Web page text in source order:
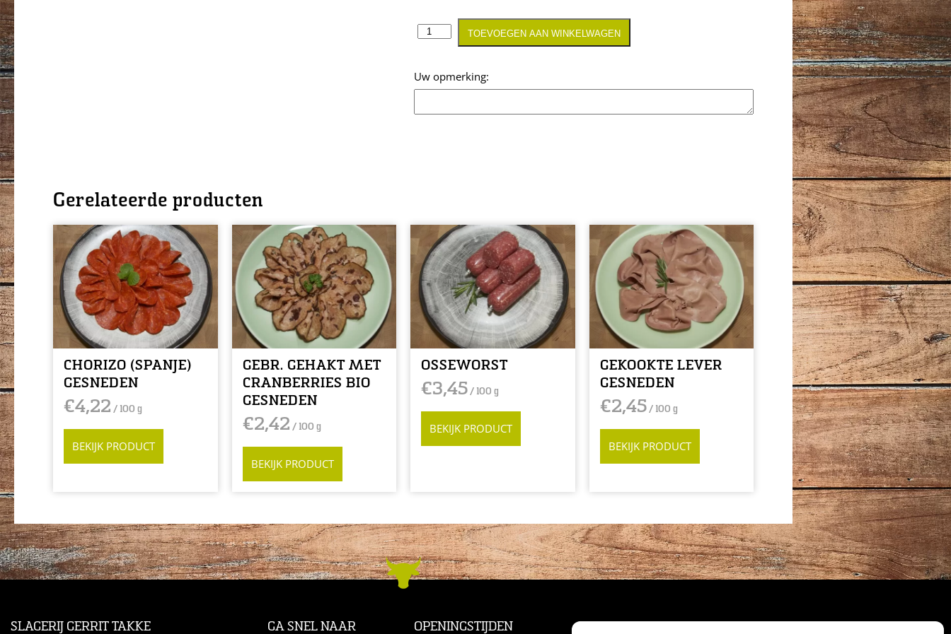
Opmerking
TOEVOEGEN AAN WINKELWAGEN
Gerelateerde producten
CHORIZO (SPANJE)
GESNEDEN
€4,22 / 100 g
BEKIJK PRODUCT
GEBR. GEHAKT MET
CRANBERRIES BIO
GESNEDEN
€2,42 / 100 g
BEKIJK PRODUCT
OSSEWORST
€3,45/ 100 g
BEKIJK PRODUCT
GEKOOKTE LEVER
GESNEDEN
€2,45/ 100 g
BEKIJK PRODUCT
SLAGERIJ GERRIT TAKKE GA SNEL NAAR OPENINGSTIJDEN CONTACT